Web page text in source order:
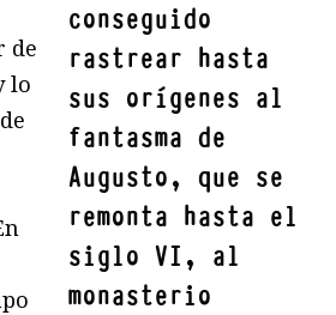
conseguido
rastrear hasta
sus orígenes al
fantasma de
Augusto, que se
remonta hasta el
siglo VI, al
monasterio
de
lo